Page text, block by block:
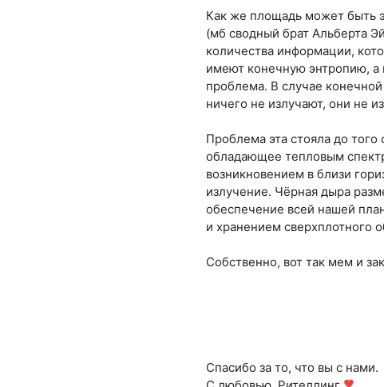
Как же площадь может быть
(мб сводный брат Альберта
количества информации,
имеют конечную энтропию, а
проблема. В случае
ничего не излучают, они не
Проблема эта стояла до
обладающее тепловым
возникновением в близи
излучение. Чёрная дыра
обеспечение всей нашей
и хранением сверхплотного
Собственно, вот так мем и
Спасибо за то, что вы с нами.
favorite